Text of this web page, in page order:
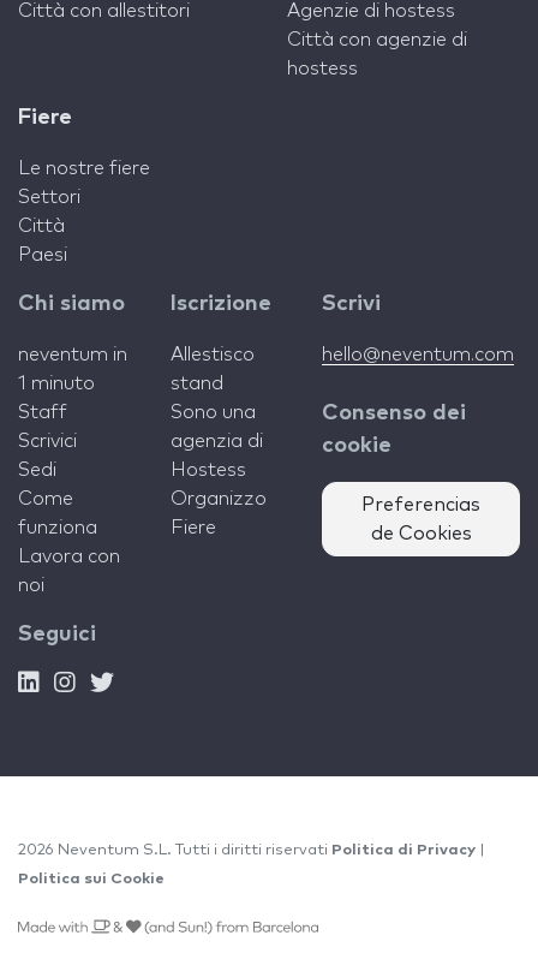
Città con allestitori
Agenzie di hostess
Città con agenzie di
hostess
Fiere
Le nostre fiere
Settori
Città
Paesi
Chi siamo
neventum in
1 minuto
Staff
Scrivici
Sedi
Come
funziona
Lavora con
noi
Iscrizione
Allestisco
stand
Sono una
agenzia di
Hostess
Organizzo
Fiere
Scrivi
hello@neventum.com
Consenso dei
cookie
Preferencias
de Cookies
Seguici
2026 Neventum S.L. Tutti i diritti riservati Politica di Privacy
Politica sui Cookie